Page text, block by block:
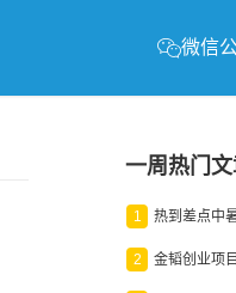
微信
一周热门
1 热到差点中
2